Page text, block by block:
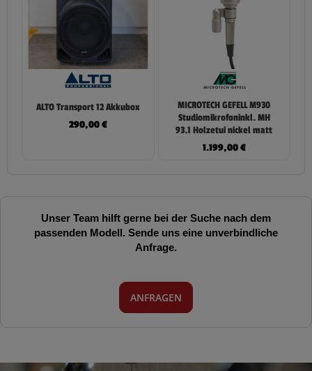
ALTO Transport 12 Akkubox
290,00€
MICROTECH GEFELL M930
Studiomikrofoninkl. MH
93.1 Holzetui nickel matt
1.199,00€
Unser Team hilft gerne bei der Suche nach dem
passenden Modell. Sende uns eine unverbindliche
Anfrage.
ANFRAGEN